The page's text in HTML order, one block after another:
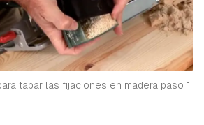
tapar las fijaciones en madera paso 1